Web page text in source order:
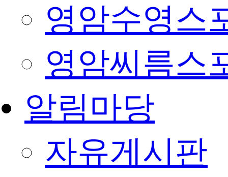
영암수영스
영암씨름스
알림마당
자유게시판